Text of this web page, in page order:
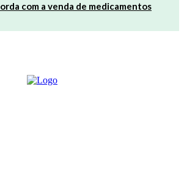
com a venda de medicamentos